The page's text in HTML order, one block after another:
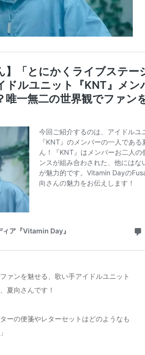
ァンを魅せる、歌い手アイドルユニット
夏向さんです！
ーの便箋やレターセットはどのようなも